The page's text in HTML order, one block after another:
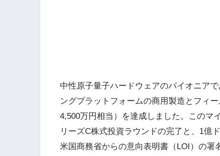
中性原子量子ハードウェアのパイオニア
ングプラットフォームの商用製造とフィ
4,500万円相当）を達成しました。このマ
リーズC株式投資ラウンドの完了と、1億
米国商務省からの意向表明書（LOI）の署